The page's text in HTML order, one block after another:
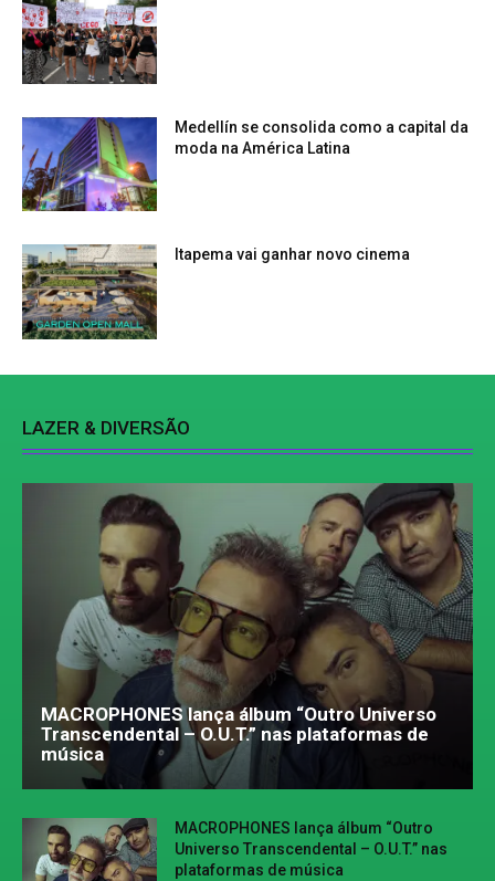
Medellín se consolida como a capital da
moda na América Latina
Itapema vai ganhar novo cinema
LAZER & DIVERSÃO
MACROPHONES lança álbum “Outro Universo
Transcendental – O.U.T.” nas plataformas de
música
MACROPHONES lança álbum “Outro
Universo Transcendental – O.U.T.” nas
plataformas de música